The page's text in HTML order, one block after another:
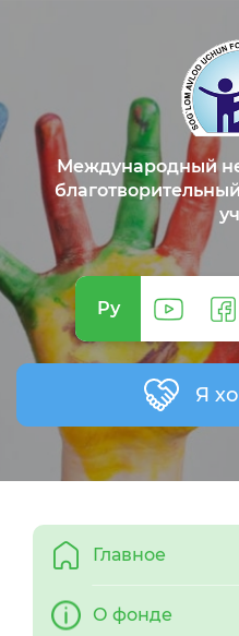
Международный
Ру
Я
Главное
О фонде